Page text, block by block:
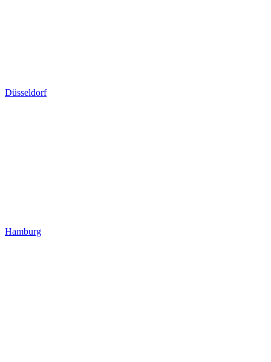
Düsseldorf
Hamburg